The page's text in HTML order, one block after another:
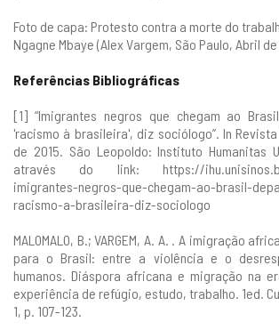
Foto de capa: Protesto contra a morte do
Ngagne Mbaye (Alex Vargem, São Paulo, Abril
Referências Bibliográficas
[1] “Imigrantes negros que chegam ao
'racismo à brasileira', diz sociólogo”. In
de 2015. São Leopoldo: Instituto Humanitas
através do link: https://
imigrantes-negros-que-chegam-ao-brasil-
racismo-a-brasileira-diz-sociologo
MALOMALO, B.; VARGEM, A. A. . A imigração
para o Brasil: entre a violência e o
humanos. Diáspora africana e migração na
experiência de refúgio, estudo, trabalho. 1ed.
1, p. 107-123.